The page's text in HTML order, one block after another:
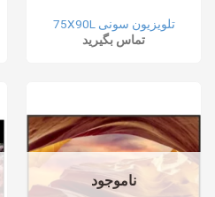
تلویزیون سونی 75X90L
تماس بگیرید
ناموجود